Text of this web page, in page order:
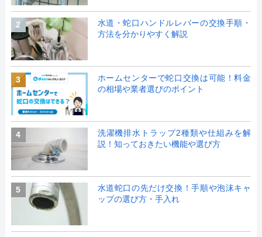
2
水道・蛇口ハンドルレバーの交換手順・
方法を分かりやすく解説
3
ホームセンターで蛇口交換は可能！料金
の相場や業者選びのポイント
4
洗濯機排水トラップ2種類や仕組みを解
説！知っておきたい機能や選び方
5
水道蛇口の先だけ交換！手順や泡沫キャ
ップの選び方・手入れ